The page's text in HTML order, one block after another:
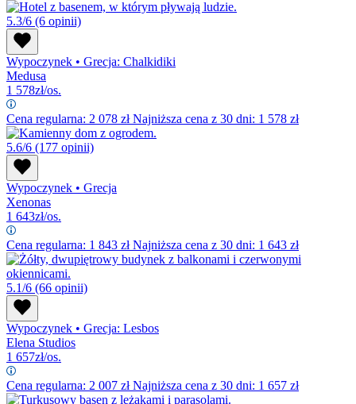
5.3/6 (6 opinii)
Wypoczynek • Grecja: Chalkidiki
Medusa
1 578zł/os.
Cena regularna: 2 078 złNajniższa cena z 30 dni: 1 578 zł
5.6/6 (177 opinii)
Wypoczynek • Grecja
Xenonas
1 643zł/os.
Cena regularna: 1 843 złNajniższa cena z 30 dni: 1 643 zł
5.1/6 (66 opinii)
Wypoczynek • Grecja: Lesbos
Elena Studios
1 657zł/os.
Cena regularna: 2 007 złNajniższa cena z 30 dni: 1 657 zł